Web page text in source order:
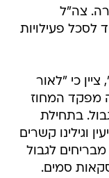
צה"ל
לסכל פעילויות
כי "לאור
מפקד המחוז
בתחילת
וגילינו קשרים
לגבול
סמים.